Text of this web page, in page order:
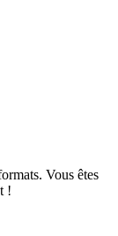
Vous êtes
!